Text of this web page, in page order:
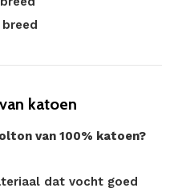
katoen
van 100% katoen?
dat vocht goed